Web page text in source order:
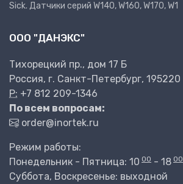
Sick. Датчики серий W140, W160, W170, W1
ООО "ДАНЭКС"
Тихорецкий пр., дом 17 Б
Россия, г. Санкт-Петербург, 195220
P: +7 812 209-1346
По всем вопросам:
order@inortek.ru
Режим работы:
Понедельник - Пятница: 10 00 - 18 00
Суббота, Воскресенье: выходной